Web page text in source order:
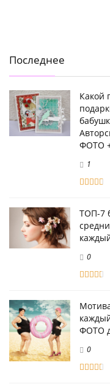
Последнее
Какой
ФОТО
1
ТОП-7
0
ФОТО
0